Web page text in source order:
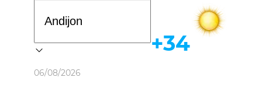
Ob-havo
06/08/2026
+34